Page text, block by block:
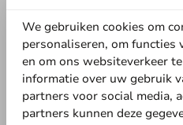
Koffiebeker BIO 180cc/7oz
Schrijf
We gebruiken cookies om
personaliseren, om functies
en om ons websiteverkeer
informatie over uw gebruik
partners voor social media,
partners kunnen deze